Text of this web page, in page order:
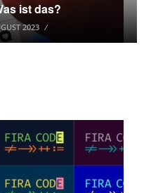
ist das?
2023